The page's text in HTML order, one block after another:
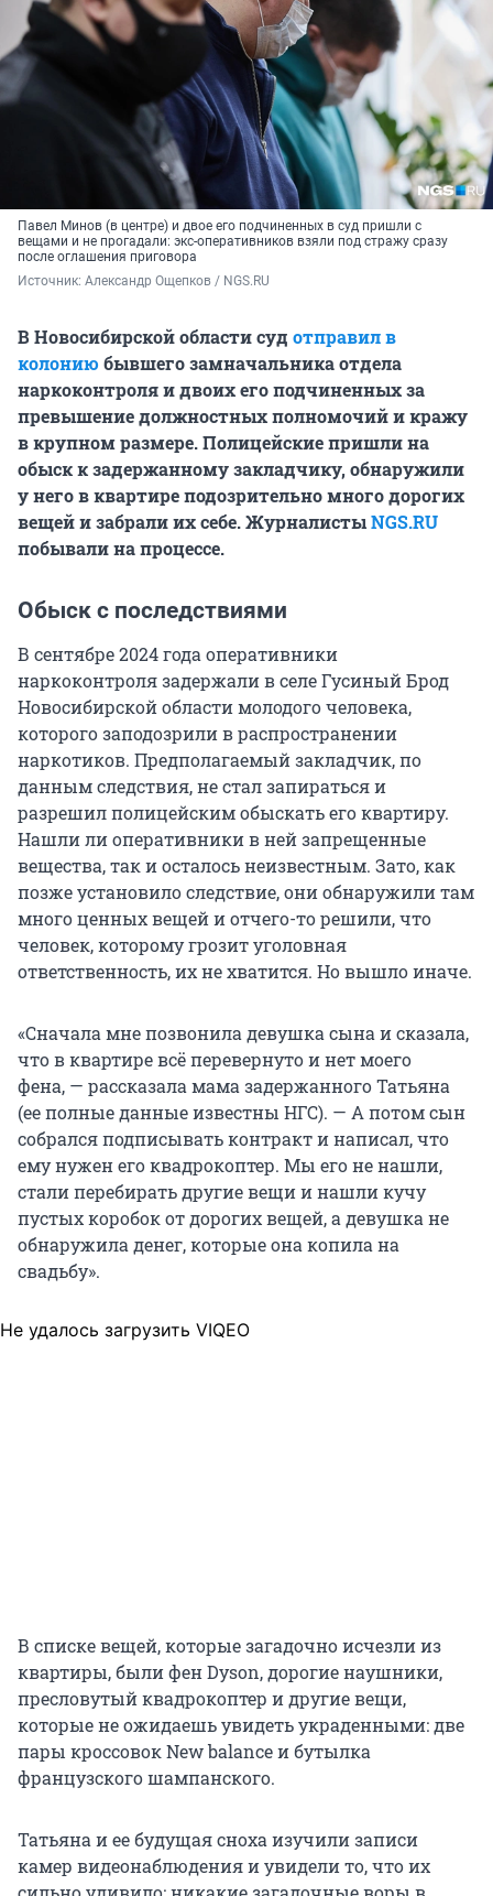
Павел Минов (в центре) и двое его подчиненных в суд пришли с
вещами и не прогадали: экс-оперативников взяли под стражу сразу
после оглашения приговора
Источник: Александр Ощепков / NGS.RU
В Новосибирской области суд отправил в
колониюбывшего замначальника отдела
наркоконтроля и двоих его подчиненных за
превышение должностных полномочий и кражу
в крупном размере. Полицейские пришли на
обыск к задержанному закладчику, обнаружили
у него в квартире подозрительно много дорогих
вещей и забрали их себе. ЖурналистыNGS.RU
побывали на процессе.
Обыск с последствиями
В сентябре 2024 года оперативники
наркоконтроля задержали в селе Гусиный Брод
Новосибирской области молодого человека,
которого заподозрили в распространении
наркотиков. Предполагаемый закладчик, по
данным следствия, не стал запираться и
разрешил полицейским обыскать его квартиру.
Нашли ли оперативники в ней запрещенные
вещества, так и осталось неизвестным. Зато, как
позже установило следствие, они обнаружили там
много ценных вещей и отчего-то решили, что
человек, которому грозит уголовная
ответственность, их не хватится. Но вышло иначе.
«Сначала мне позвонила девушка сына и сказала,
что в квартире всё перевернуто и нет моего
фена, — рассказала мама задержанного Татьяна
(ее полные данные известны НГС). — А потом сын
собрался подписывать контракт и написал, что
ему нужен его квадрокоптер. Мы его не нашли,
стали перебирать другие вещи и нашли кучу
пустых коробок от дорогих вещей, а девушка не
обнаружила денег, которые она копила на
свадьбу».
Не удалось загрузить VIQEO
В списке вещей, которые загадочно исчезли из
квартиры, были фен Dyson, дорогие наушники,
пресловутый квадрокоптер и другие вещи,
которые не ожидаешь увидеть украденными: две
пары кроссовок New balance и бутылка
французского шампанского.
Татьяна и ее будущая сноха изучили записи
камер видеонаблюдения и увидели то, что их